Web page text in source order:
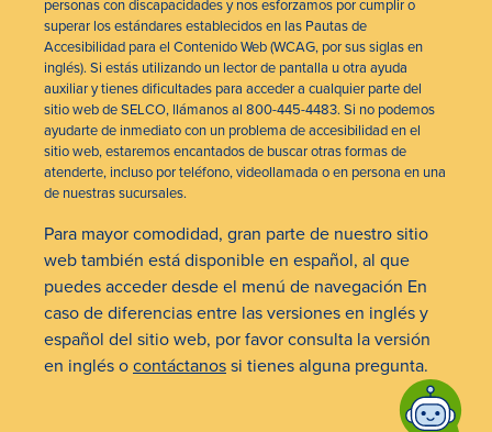
personas con discapacidades y nos esforzamos por cumplir o
superar los estándares establecidos en las Pautas de
Accesibilidad para el Contenido Web (WCAG, por sus siglas en
inglés). Si estás utilizando un lector de pantalla u otra ayuda
auxiliar y tienes dificultades para acceder a cualquier parte del
sitio web de SELCO, llámanos al 800-445-4483. Si no podemos
ayudarte de inmediato con un problema de accesibilidad en el
sitio web, estaremos encantados de buscar otras formas de
atenderte, incluso por teléfono, videollamada o en persona en una
de nuestras sucursales.
Para mayor comodidad, gran parte de nuestro sitio
web también está disponible en español, al que
puedes acceder desde el menú de navegación En
caso de diferencias entre las versiones en inglés y
español del sitio web, por favor consulta la versión
en inglés ocontáctanossi tienes alguna pregunta.